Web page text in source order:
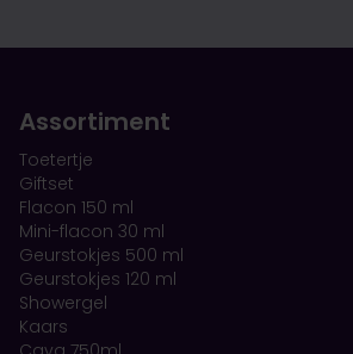
Assortiment
Toetertje
Giftset
Flacon 150 ml
Mini-flacon 30 ml
Geurstokjes 500 ml
Geurstokjes 120 ml
Showergel
Kaars